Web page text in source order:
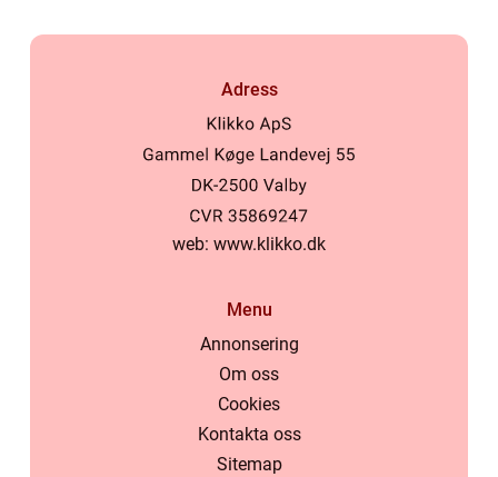
Adress
web: www.klikko.dk
Menu
Annonsering
Om oss
Cookies
Kontakta oss
Sitemap